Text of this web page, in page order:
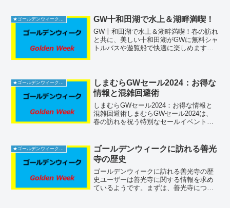
GW十和田湖で水上＆湖畔満喫！
GW十和田湖で水上＆湖畔満喫！春の訪れ
と共に、美しい十和田湖がGWに無料シャ
トルバスや遊覧船で快適に楽しめます。
特に休屋を拠点として...
しまむらGWセール2024：お得な
情報と混雑回避術
しまむらGWセール2024：お得な情報と
混雑回避術しまむらGWセール2024は、
春の訪れを祝う特別なセールイベントで
です。本記事では、セール内容や混雑状
況、アクセス情報...
ゴールデンウィークに訪れる善光
寺の歴史
ゴールデンウィークに訪れる善光寺の歴
史ユーザーは善光寺に関する情報を求め
ているようです。まずは、善光寺につい